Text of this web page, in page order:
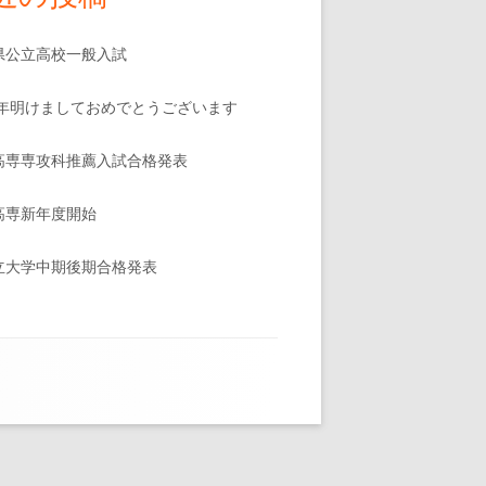
公立高校一般入試
明けましておめでとうございます
専専攻科推薦入試合格発表
専新年度開始
大学中期後期合格発表